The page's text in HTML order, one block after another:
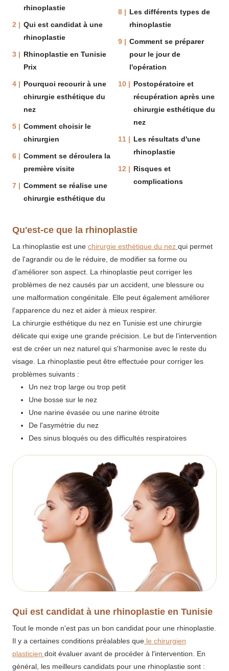
rhinoplastie
Qui est candidat à une
rhinoplastie
Rhinoplastie en Tunisie
Prix
Pourquoi recourir à une
chirurgie esthétique du
nez
Comment choisir le
chirurgien
Comment se déroulera la
première visite
Comment se réalise une
chirurgie esthétique du
Les différents types de
rhinoplastie
Comment se préparer
pour le jour de
l'opération
Postopératoire et
récupération après une
chirurgie esthétique du
nez
Les résultats d'une
rhinoplastie
Risques et
complications
Qu'est-ce que la rhinoplastie
La rhinoplastie est une chirurgie esthétique du nez qui permet
de l'agrandir ou de le réduire, de modifier sa forme ou
d'améliorer son aspect. La rhinoplastie peut corriger les
problèmes de nez causés par un accident, une blessure ou
une malformation congénitale. Elle peut également améliorer
l'apparence du nez et aider à mieux respirer.
La chirurgie esthétique du nez en Tunisie est une chirurgie
délicate qui exige une grande précision. Le but de l’intervention
est de créer un nez naturel qui s'harmonise avec le reste du
visage. La rhinoplastie peut être effectuée pour corriger les
problèmes suivants :
Un nez trop large ou trop petit
Une bosse sur le nez
Une narine évasée ou une narine étroite
De l'asymétrie du nez
Des sinus bloqués ou des difficultés respiratoires
Qui est candidat à une rhinoplastie en Tunisie
Tout le monde n'est pas un bon candidat pour une rhinoplastie.
Il y a certaines conditions préalables que le chirurgien
plasticien doit évaluer avant de procéder à l'intervention. En
général, les meilleurs candidats pour une rhinoplastie sont :